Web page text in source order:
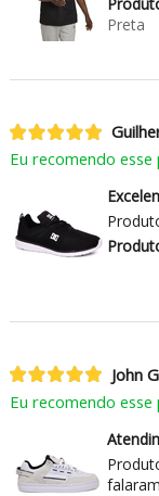
Preta
Eu recomendo
John
Eu recomendo
falaram